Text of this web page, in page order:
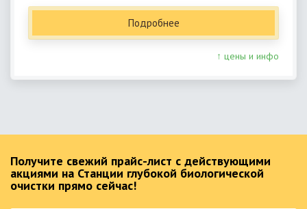
Подробнее
↑ цены и инфо
Получите свежий прайс-лист с действующими
акциями на Станции глубокой биологической
очистки прямо сейчас!